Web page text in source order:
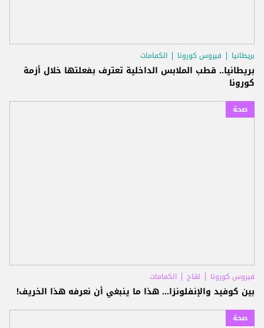
بريطانيا فيروس كورونا الكمامات
بريطانيا.. قطب الملابس الداخلية تعترف بفعلتها خلال أزمة
كورونا
صحة
فيروس كورونا لقاح الكمامات
بين كوفيد والإنفلونزا... هذا ما ينبغي أن نعرفه هذا الخريف!
صحة